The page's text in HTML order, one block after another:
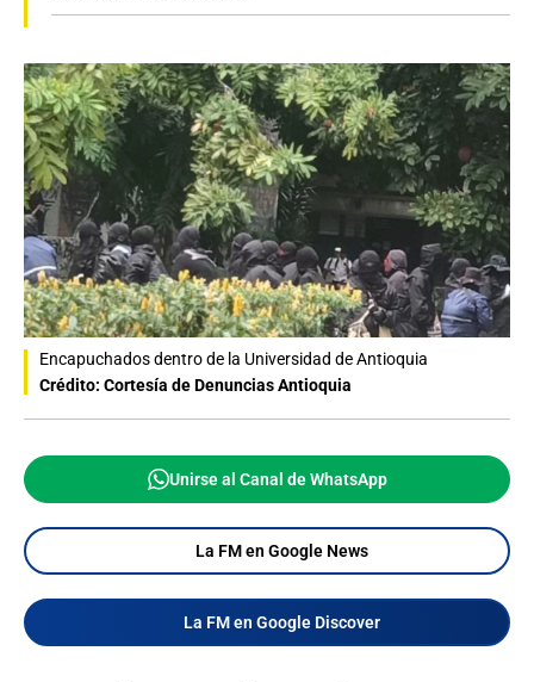
Encapuchados dentro de la Universidad de Antioquia
Crédito: Cortesía de Denuncias Antioquia
Unirse al Canal de WhatsApp
La FM en Google News
La FM en Google Discover